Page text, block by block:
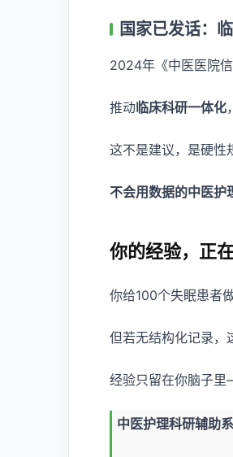
国家已发话：
2024年《中医医院
推动临床科研一体化
这不是建议，是硬性
不会用数据的中医护
你的经验，正
你给100个失眠患者
但若无结构化记录，
经验只留在你脑子
中医护理科研辅助